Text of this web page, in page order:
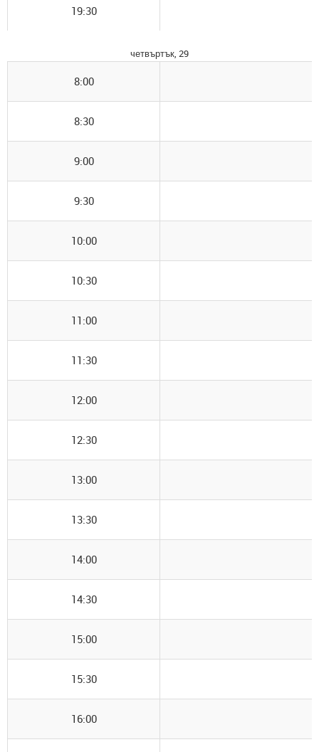
19:30
четвъртък, 29
8:00
8:30
9:00
9:30
10:00
10:30
11:00
11:30
12:00
12:30
13:00
13:30
14:00
14:30
15:00
15:30
16:00